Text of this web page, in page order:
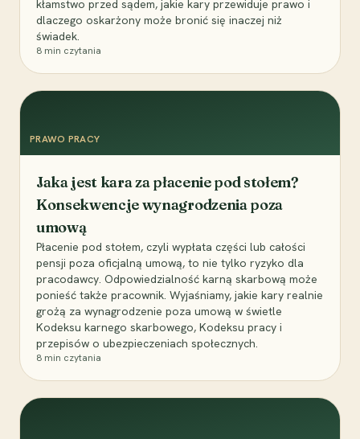
kłamstwo przed sądem, jakie kary przewiduje prawo i
dlaczego oskarżony może bronić się inaczej niż
świadek.
8 min czytania
PRAWO PRACY
Jaka jest kara za płacenie pod stołem?
Konsekwencje wynagrodzenia poza
umową
Płacenie pod stołem, czyli wypłata części lub całości
pensji poza oficjalną umową, to nie tylko ryzyko dla
pracodawcy. Odpowiedzialność karną skarbową może
ponieść także pracownik. Wyjaśniamy, jakie kary realnie
grożą za wynagrodzenie poza umową w świetle
Kodeksu karnego skarbowego, Kodeksu pracy i
przepisów o ubezpieczeniach społecznych.
8 min czytania